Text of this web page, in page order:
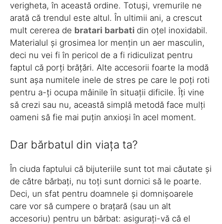
verigheta, în această ordine. Totuși, vremurile ne
arată că trendul este altul. În ultimii ani, a crescut
mult cererea de bratari barbati din oțel inoxidabil.
Materialul și grosimea lor mențin un aer masculin,
deci nu vei fi în pericol de a fi ridiculizat pentru
faptul că porți brățări. Alte accesorii foarte la modă
sunt așa numitele inele de stres pe care le poți roti
pentru a-ți ocupa mâinile în situații dificile. Îți vine
să crezi sau nu, această simplă metodă face mulți
oameni să fie mai puțin anxioși în acel moment.
Dar bărbatul din viața ta?
În ciuda faptului că bijuteriile sunt tot mai căutate și
de către bărbați, nu toți sunt dornici să le poarte.
Deci, un sfat pentru doamnele și domnișoarele
care vor să cumpere o brațară (sau un alt
accesoriu) pentru un bărbat: asigurați-vă că el